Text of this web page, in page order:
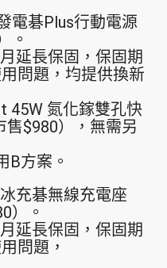
電碁Plus行動電源
。
延長保固，保固期
問題，均提供換新
45W 氮化鎵雙孔快
售$980），無需另
B方案。
充碁無線充電座
）。
延長保固，保固期
問題，